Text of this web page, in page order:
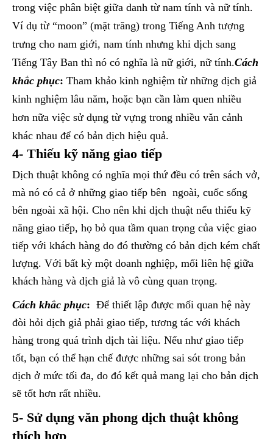
trong việc phân biệt giữa danh từ nam tính và nữ tính.
Ví dụ từ “moon” (mặt trăng) trong Tiếng Anh tượng
trưng cho nam giới, nam tính nhưng khi dịch sang
Tiếng Tây Ban thì nó có nghĩa là nữ giới, nữ tính.Cách
khắc phục: Tham khảo kinh nghiệm từ những dịch giả
kinh nghiệm lâu năm, hoặc bạn cần làm quen nhiều
hơn nữa việc sử dụng từ vựng trong nhiều văn cảnh
khác nhau để có bản dịch hiệu quả.
4- Thiếu kỹ năng giao tiếp
Dịch thuật không có nghĩa mọi thứ đều có trên sách vở,
mà nó có cả ở những giao tiếp bên ngoài, cuốc sống
bên ngoài xã hội. Cho nên khi dịch thuật nếu thiếu kỹ
năng giao tiếp, họ bỏ qua tầm quan trọng của việc giao
tiếp với khách hàng do đó thường có bản dịch kém chất
lượng. Với bất kỳ một doanh nghiệp, mối liên hệ giữa
khách hàng và dịch giả là vô cùng quan trọng.
Cách khắc phục: Để thiết lập được mối quan hệ này
đòi hỏi dịch giả phải giao tiếp, tương tác với khách
hàng trong quá trình dịch tài liệu. Nếu như giao tiếp
tốt, bạn có thể hạn chế được những sai sót trong bản
dịch ở mức tối đa, do đó kết quả mang lại cho bản dịch
sẽ tốt hơn rất nhiều.
5- Sử dụng văn phong dịch thuật không
thích hợp